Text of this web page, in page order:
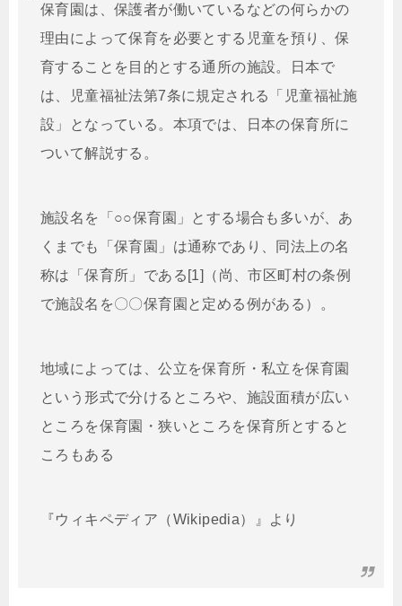
保育園は、保護者が働いているなどの何らかの
理由によって保育を必要とする児童を預り、保
育することを目的とする通所の施設。日本で
は、児童福祉法第7条に規定される「児童福祉施
設」となっている。本項では、日本の保育所に
ついて解説する。
施設名を「○○保育園」とする場合も多いが、あ
くまでも「保育園」は通称であり、同法上の名
称は「保育所」である[1]（尚、市区町村の条例
で施設名を〇〇保育園と定める例がある）。
地域によっては、公立を保育所・私立を保育園
という形式で分けるところや、施設面積が広い
ところを保育園・狭いところを保育所とすると
ころもある
『ウィキペディア（Wikipedia）』より